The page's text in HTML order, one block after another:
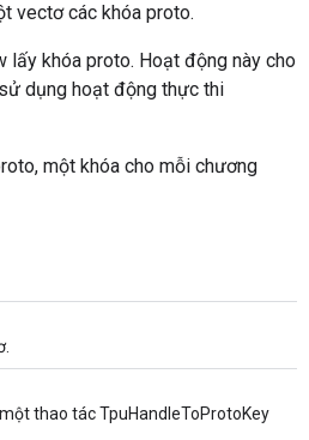
vectơ các khóa proto.
lấy khóa proto. Hoạt động này cho
dụng hoạt động thực thi
một khóa cho mỗi chương
thao tác TpuHandleToProtoKey